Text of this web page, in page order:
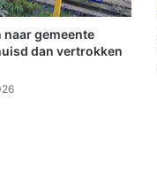
t
v
e
naar gemeente
dan vertrokken